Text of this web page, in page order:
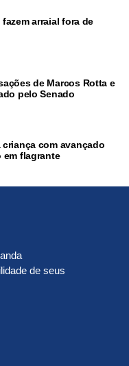
arraial fora de
de Marcos Rotta e
pelo Senado
com avançado
em flagrante
de seus